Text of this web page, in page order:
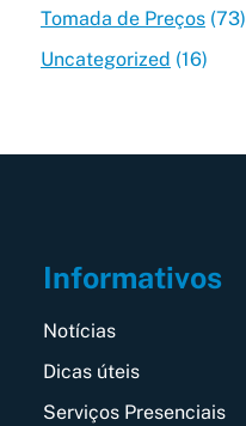
Tomada de Preços(73)
Uncategorized (16)
Informativos
Notícias
Dicas úteis
Serviços Presenciais